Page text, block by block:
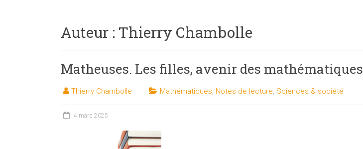
Auteur : Thierry Chambolle
Matheuses. Les filles, avenir des mathématiques
Thierry Chambolle Mathématiques, Notes de lecture, Sciences & société
4 mars 2025